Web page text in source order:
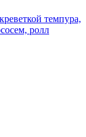
темпура,
ролл